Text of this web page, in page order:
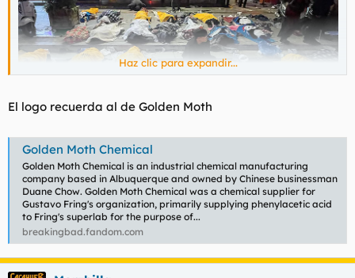
Merch de Jack Daniels gratis para los agraciados.
Haz clic para expandir...
El logo recuerda al de Golden Moth
Golden Moth Chemical
Golden Moth Chemical is an industrial chemical manufacturing
company based in Albuquerque and owned by Chinese businessman
Duane Chow. Golden Moth Chemical was a chemical supplier for
Gustavo Fring's organization, primarily supplying phenylacetic acid
to Fring's superlab for the purpose of...
breakingbad.fandom.com